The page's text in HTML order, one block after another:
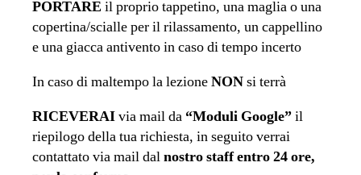
PORTARE il proprio tappetino, una maglia o una
copertina/scialle per il rilassamento, un cappellino
e una giacca antivento in caso di tempo incerto
In caso di maltempo la lezioneNONsi terrà
RICEVERAIvia mail da “Moduli Google”il
riepilogo della tua richiesta, in seguito verrai
contattato via mail dalnostro staff entro 24 ore,